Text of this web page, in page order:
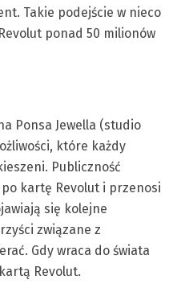
Takie podejście w nieco
ponad 50 milionów
Ponsa Jewella (studio
które każdy
Publiczność
kartę Revolut i przenosi
się kolejne
związane z
Gdy wraca do świata
Revolut.